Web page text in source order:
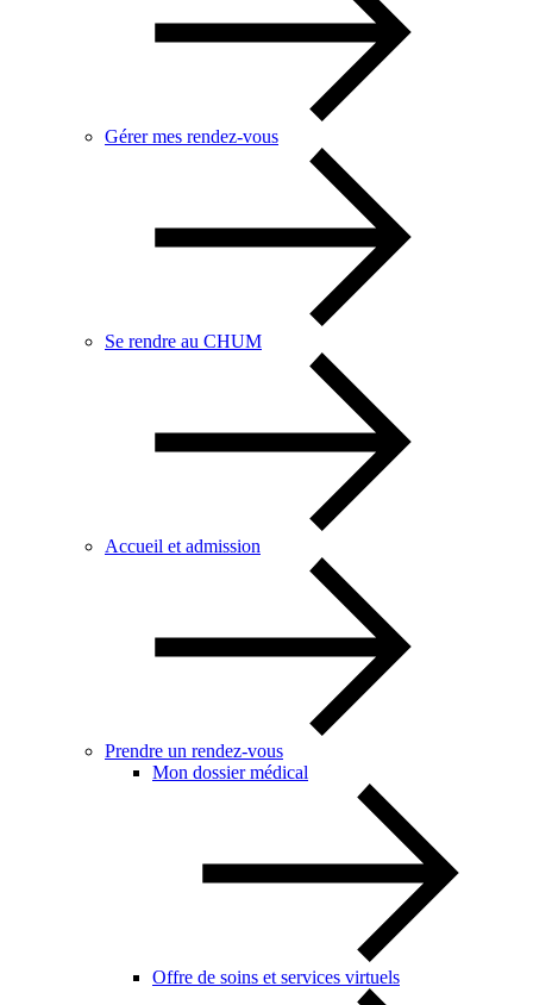
Gérer mes rendez-vous
Se rendre au CHUM
Accueil et admission
Prendre un rendez-vous
Mon dossier médical
Offre de soins et services virtuels